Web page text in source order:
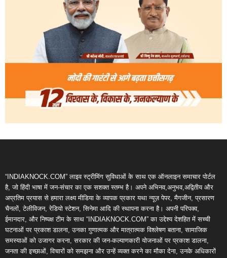
“INDIAKNOCK.COM” लाइव स्ट्रीमिंग सुविधाओं के साथ एक ऑनलाइन समाचार पोर्टल
है, जो हिंदी भाषा में जन-संचार का एक सशक्त स्तम्भ है। अपने अभिनव,अनुभव,अद्वितीय और
अप्रतिम प्रयास से हमारा लक्ष्य मीडिया के व्यापक प्रकार यथा न्यूज़ पेपर, मैगजीन, प्रसारण
चैनलों, टेलीविजन, रेडियो स्टेशन, सिनेमा आदि की स्थापना करना है। अपनी परिपक्व,
ईमानदार, और निष्पक्ष टीम के साथ “INDIAKNOCK.COM” का उद्देश्य देशहित में सच्ची
घटनाओं पर प्रकाश डालना, उनका गुणात्मक और मात्रात्मक विश्लेषण बताना, सामाजिक
समस्याओं को उजागर करना, सरकार की जन-कल्याणकारी योजनाओं पर प्रकाश डालना,
जनता की इच्छाओं, विचारों को समझना और उन्हें व्यक्त करने का मौका देना, उनके अधिकारों